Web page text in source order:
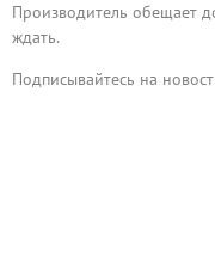
Производитель обещает
ждать.
Подписывайтесь на